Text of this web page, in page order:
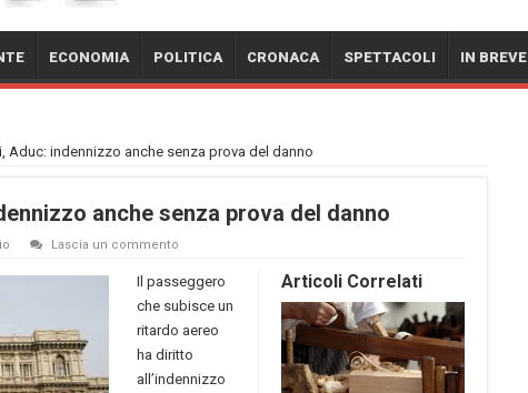
ECONOMIA POLITICA CRONACA SPETTACOLI IN BREVE
Aduc: indennizzo anche senza prova del danno
anche senza prova del danno
Lascia un commento
Articoli Correlati
Il passeggero
che subisce un
ritardo aereo
ha diritto
all’indennizzo